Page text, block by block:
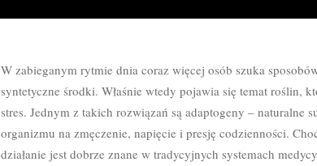
W zabieganym rytmie dnia coraz więcej osób szuka
syntetyczne środki. Właśnie wtedy pojawia się temat roślin,
stres. Jednym z takich rozwiązań są adaptogeny – naturalne
organizmu na zmęczenie, napięcie i presję codzienności.
działanie jest dobrze znane w tradycyjnych systemach